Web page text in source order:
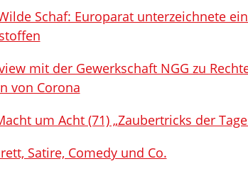
Schaf: Europarat unterzeichnete
mit der Gewerkschaft NGG zu
von Corona
um Acht (71) „Zaubertricks der
Satire, Comedy und Co.